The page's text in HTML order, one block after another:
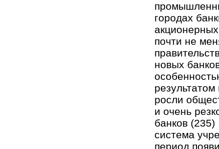
городах
почти не
новых
росли
и очень
банков (235)
система
период